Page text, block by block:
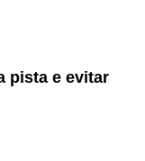
pista e evitar